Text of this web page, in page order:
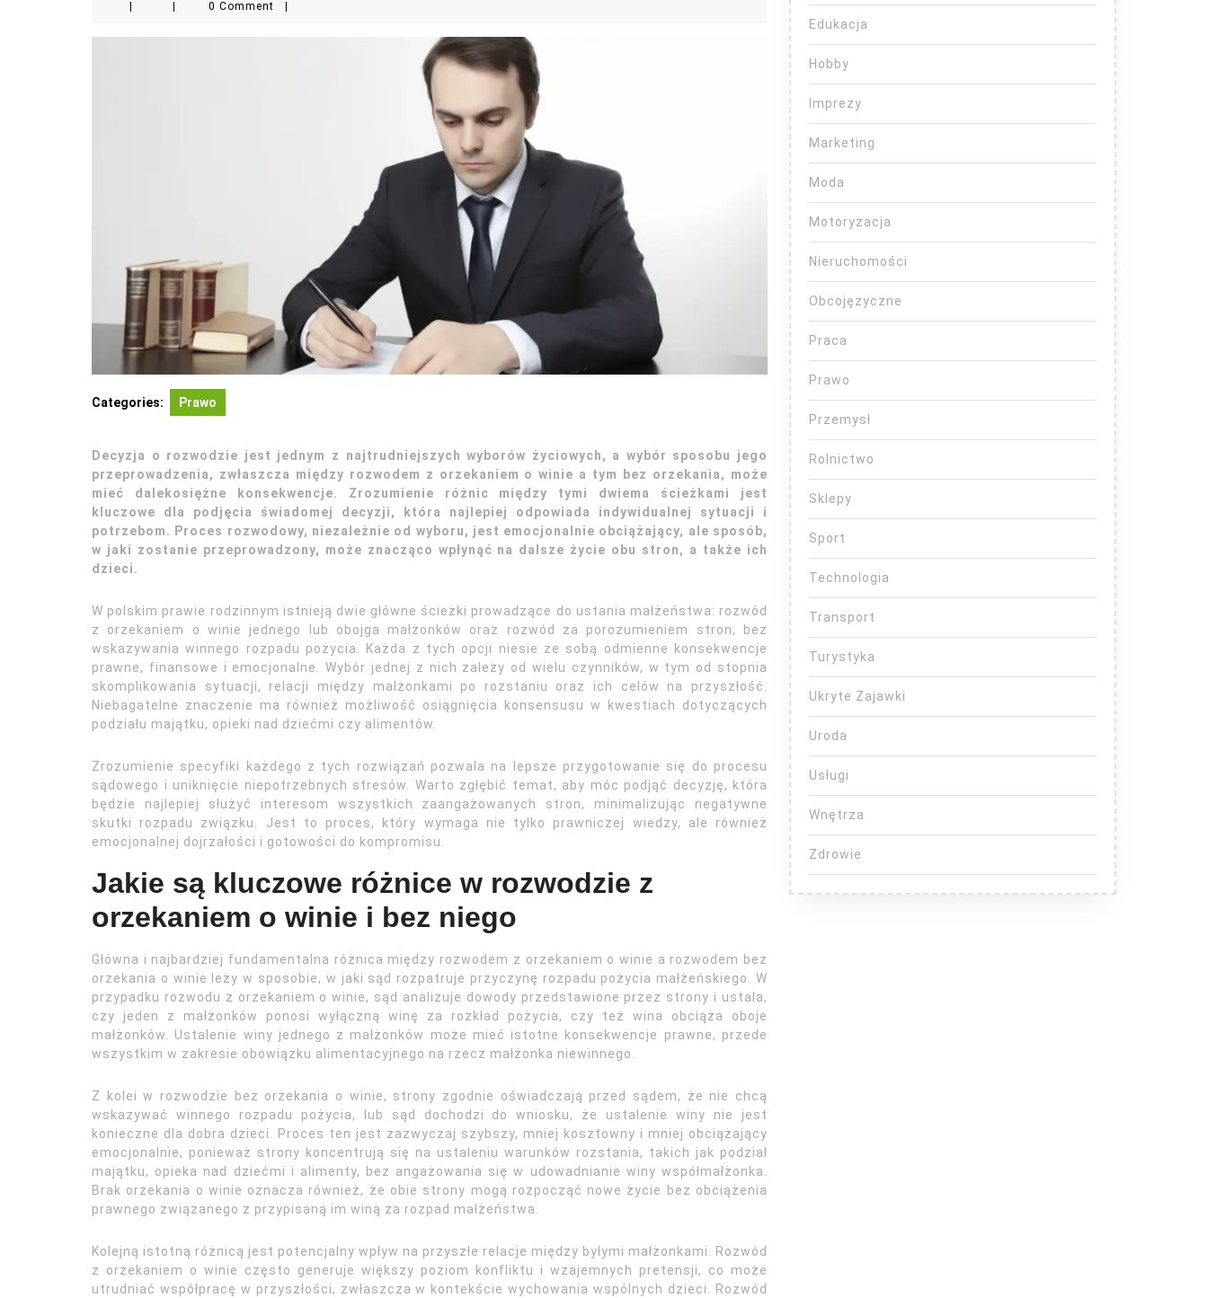
0 Comment
Categories: Prawo
Decyzja o rozwodzie jest jednym z najtrudniejszych wyborów życiowych, a wybór sposobu jego
przeprowadzenia, zwłaszcza między rozwodem z orzekaniem o winie a tym bez orzekania, może
mieć dalekosiężne konsekwencje. Zrozumienie różnic między tymi dwiema ścieżkami jest
kluczowe dla podjęcia świadomej decyzji, która najlepiej odpowiada indywidualnej sytuacji i
potrzebom. Proces rozwodowy, niezależnie od wyboru, jest emocjonalnie obciążający, ale sposób,
w jaki zostanie przeprowadzony, może znacząco wpłynąć na dalsze życie obu stron, a także ich
dzieci.
W polskim prawie rodzinnym istnieją dwie główne ścieżki prowadzące do ustania małżeństwa: rozwód
z orzekaniem o winie jednego lub obojga małżonków oraz rozwód za porozumieniem stron, bez
wskazywania winnego rozpadu pożycia. Każda z tych opcji niesie ze sobą odmienne konsekwencje
prawne, finansowe i emocjonalne. Wybór jednej z nich zależy od wielu czynników, w tym od stopnia
skomplikowania sytuacji, relacji między małżonkami po rozstaniu oraz ich celów na przyszłość.
Niebagatelne znaczenie ma również możliwość osiągnięcia konsensusu w kwestiach dotyczących
podziału majątku, opieki nad dziećmi czy alimentów.
Zrozumienie specyfiki każdego z tych rozwiązań pozwala na lepsze przygotowanie się do procesu
sądowego i uniknięcie niepotrzebnych stresów. Warto zgłębić temat, aby móc podjąć decyzję, która
będzie najlepiej służyć interesom wszystkich zaangażowanych stron, minimalizując negatywne
skutki rozpadu związku. Jest to proces, który wymaga nie tylko prawniczej wiedzy, ale również
emocjonalnej dojrzałości i gotowości do kompromisu.
Jakie są kluczowe różnice w rozwodzie z
orzekaniem o winie i bez niego
Główna i najbardziej fundamentalna różnica między rozwodem z orzekaniem o winie a rozwodem bez
orzekania o winie leży w sposobie, w jaki sąd rozpatruje przyczynę rozpadu pożycia małżeńskiego. W
przypadku rozwodu z orzekaniem o winie, sąd analizuje dowody przedstawione przez strony i ustala,
czy jeden z małżonków ponosi wyłączną winę za rozkład pożycia, czy też wina obciąża oboje
małżonków. Ustalenie winy jednego z małżonków może mieć istotne konsekwencje prawne, przede
wszystkim w zakresie obowiązku alimentacyjnego na rzecz małżonka niewinnego.
Z kolei w rozwodzie bez orzekania o winie, strony zgodnie oświadczają przed sądem, że nie chcą
wskazywać winnego rozpadu pożycia, lub sąd dochodzi do wniosku, że ustalenie winy nie jest
konieczne dla dobra dzieci. Proces ten jest zazwyczaj szybszy, mniej kosztowny i mniej obciążający
emocjonalnie, ponieważ strony koncentrują się na ustaleniu warunków rozstania, takich jak podział
majątku, opieka nad dziećmi i alimenty, bez angażowania się w udowadnianie winy współmałżonka.
Brak orzekania o winie oznacza również, że obie strony mogą rozpocząć nowe życie bez obciążenia
prawnego związanego z przypisaną im winą za rozpad małżeństwa.
Kolejną istotną różnicą jest potencjalny wpływ na przyszłe relacje między byłymi małżonkami. Rozwód
z orzekaniem o winie często generuje większy poziom konfliktu i wzajemnych pretensji, co może
utrudniać współpracę w przyszłości, zwłaszcza w kontekście wychowania wspólnych dzieci. Rozwód
Edukacja
Hobby
Imprezy
Marketing
Moda
Motoryzacja
Nieruchomości
Obcojęzyczne
Praca
Prawo
Przemysł
Rolnictwo
Sklepy
Sport
Technologia
Transport
Turystyka
Ukryte Zajawki
Uroda
Usługi
Wnętrza
Zdrowie